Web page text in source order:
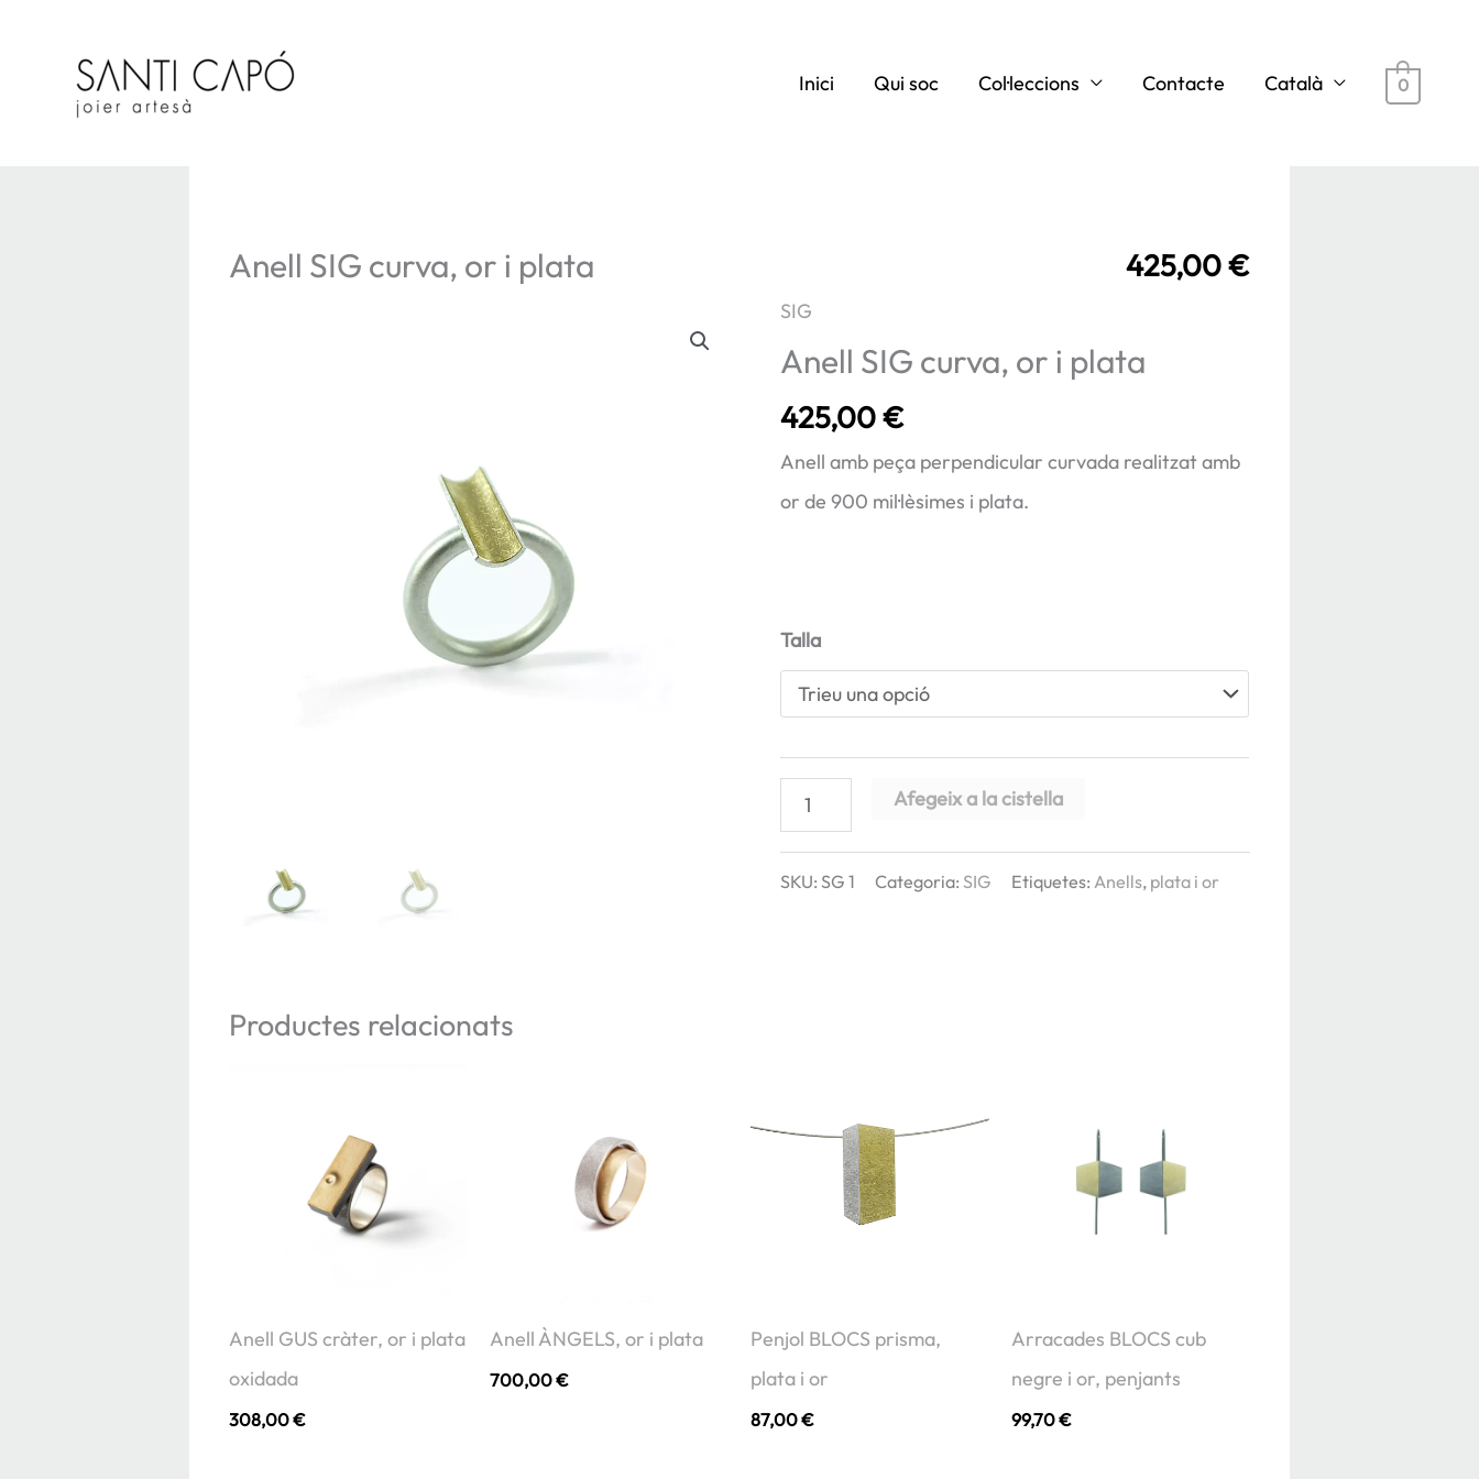
contingut
Inici Qui soc Col·leccions Contacte Català 0
425,00€
Anell SIG curva, or i plata
SIG
Anell SIG curva, or i plata
425,00€
Anell amb peça perpendicular curvada realitzat amb
or de 900 mil·lèsimes i plata.
Talla
quantitat
de
Anell
Afegeix a la cistella
SKU:SG 1 Categoria: SIG Etiquetes:Anells, plata i or
Productes relacionats
Anell GUS cràter, or i plata
oxidada
308,00€
Anell ÀNGELS, or i plata
700,00€
Penjol BLOCS prisma,
plata i or
87,00€
Arracades BLOCS cub
negre i or, penjants
99,70€